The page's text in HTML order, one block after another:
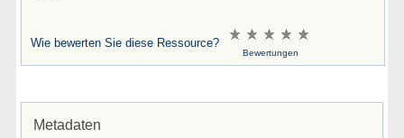
Wie bewerten Sie diese Ressource?
Bewertungen
Metadaten